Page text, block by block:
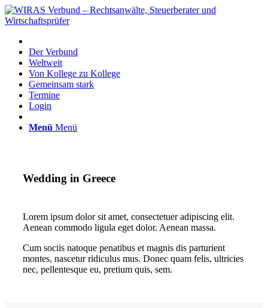
Der Verbund
Weltweit
Von Kollege zu Kollege
Gemeinsam stark
Termine
Login
Menü Menü
Wedding in Greece
Lorem ipsum dolor sit amet, consectetuer adipiscing elit.
Aenean commodo ligula eget dolor. Aenean massa.
Cum sociis natoque penatibus et magnis dis parturient
montes, nascetur ridiculus mus. Donec quam felis, ultricies
nec, pellentesque eu, pretium quis, sem.